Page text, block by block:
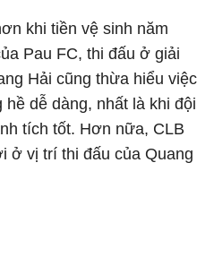
khi tiền vệ sinh năm
Pau FC, thi đấu ở giải
Hải cũng thừa hiểu việc
dễ dàng, nhất là khi đội
tích tốt. Hơn nữa, CLB
ở vị trí thi đấu của Quang